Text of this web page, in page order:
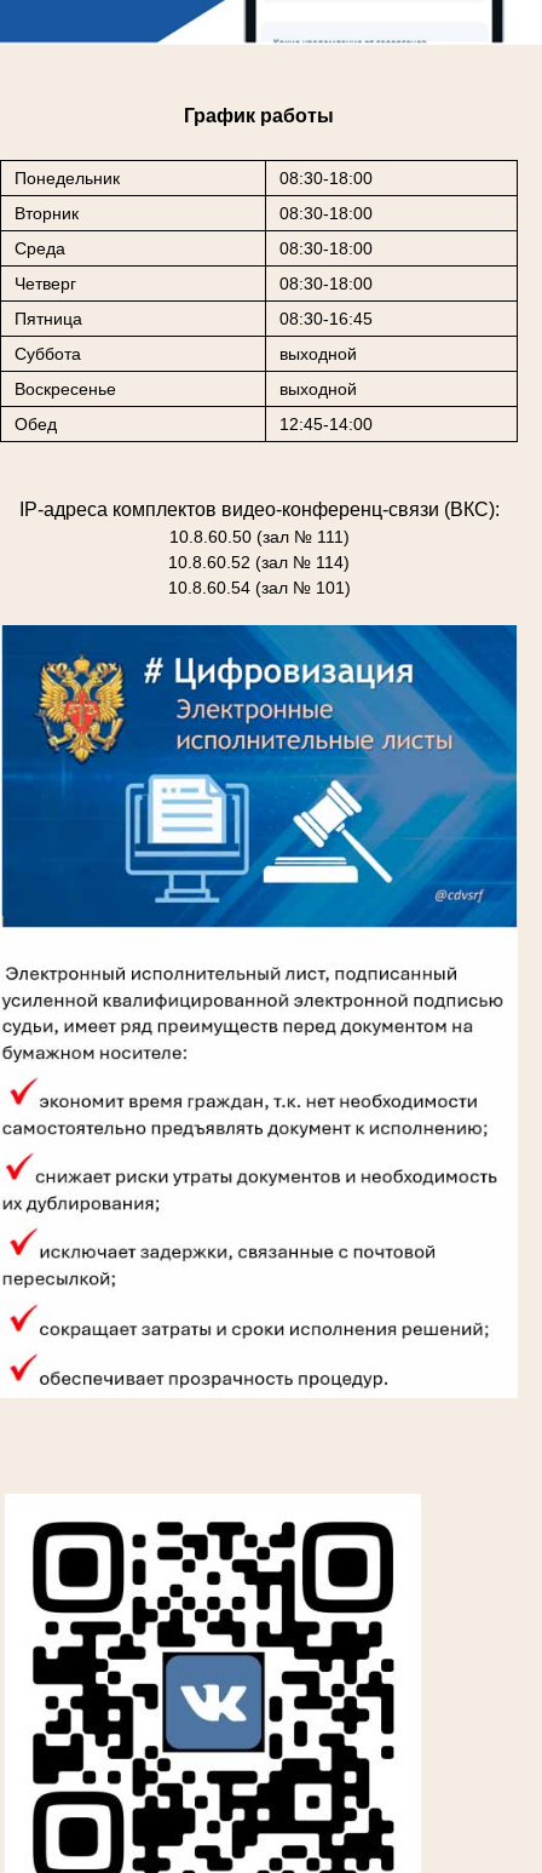
График работы
Понедельник
08:30-18:00
Вторник
08:30-18:00
Среда
08:30-18:00
Четверг
08:30-18:00
Пятница
08:30-16:45
Суббота
выходной
Воскресенье
выходной
Обед
12:45-14:00
IP-адреса комплектов видео-конференц-связи (ВКС):
10.8.60.50 (зал № 111)
10.8.60.52 (зал № 114)
10.8.60.54 (зал № 101)